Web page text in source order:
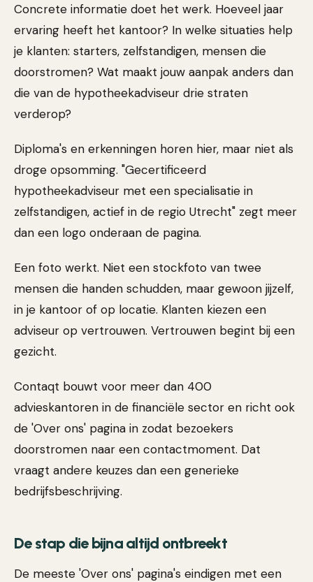
Concrete informatie doet het werk. Hoeveel jaar
ervaring heeft het kantoor? In welke situaties help
je klanten: starters, zelfstandigen, mensen die
doorstromen? Wat maakt jouw aanpak anders dan
die van de hypotheekadviseur drie straten
verderop?
Diploma's en erkenningen horen hier, maar niet als
droge opsomming. "Gecertificeerd
hypotheekadviseur met een specialisatie in
zelfstandigen, actief in de regio Utrecht" zegt meer
dan een logo onderaan de pagina.
Een foto werkt. Niet een stockfoto van twee
mensen die handen schudden, maar gewoon jijzelf,
in je kantoor of op locatie. Klanten kiezen een
adviseur op vertrouwen. Vertrouwen begint bij een
gezicht.
Contaqt bouwt voor meer dan 400
advieskantoren in de financiële sector en richt ook
de 'Over ons' pagina in zodat bezoekers
doorstromen naar een contactmoment. Dat
vraagt andere keuzes dan een generieke
bedrijfsbeschrijving.
De stap die bijna altijd ontbreekt
De meeste 'Over ons' pagina's eindigen met een